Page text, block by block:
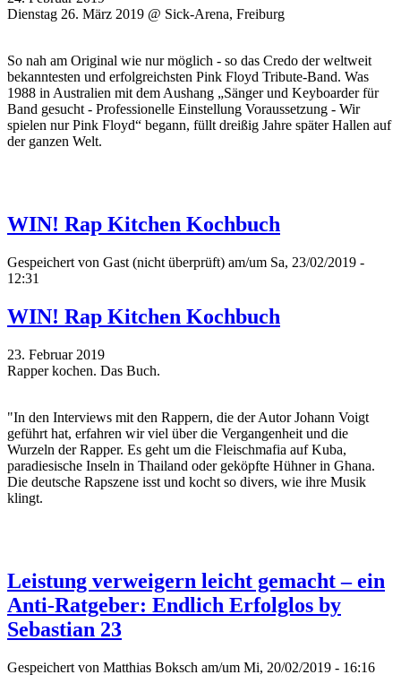
Dienstag 26. März 2019 @ Sick-Arena, Freiburg
So nah am Original wie nur möglich - so das Credo der weltweit
bekanntesten und erfolgreichsten Pink Floyd Tribute-Band. Was
1988 in Australien mit dem Aushang „Sänger und Keyboarder für
Band gesucht - Professionelle Einstellung Voraussetzung - Wir
spielen nur Pink Floyd“ begann, füllt dreißig Jahre später Hallen auf
der ganzen Welt.
WIN! Rap Kitchen Kochbuch
Gespeichert von Gast (nicht überprüft) am/um Sa, 23/02/2019 -
12:31
WIN! Rap Kitchen Kochbuch
23. Februar 2019
Rapper kochen. Das Buch.
"In den Interviews mit den Rappern, die der Autor Johann Voigt
geführt hat, erfahren wir viel über die Vergangenheit und die
Wurzeln der Rapper. Es geht um die Fleischmafia auf Kuba,
paradiesische Inseln in Thailand oder geköpfte Hühner in Ghana.
Die deutsche Rapszene isst und kocht so divers, wie ihre Musik
klingt.
Leistung verweigern leicht gemacht – ein
Anti-Ratgeber: Endlich Erfolglos by
Sebastian 23
Gespeichert von Matthias Boksch am/um Mi, 20/02/2019 - 16:16